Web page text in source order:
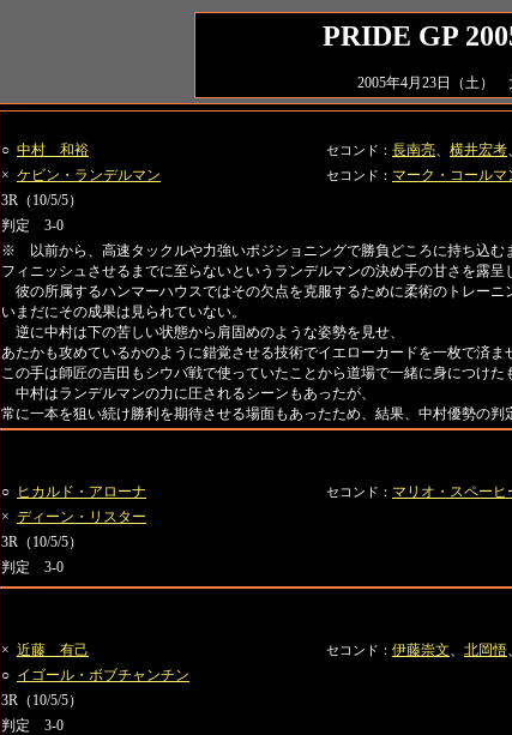
PRIDE GP
2005年4月23日（土）
○ 中村 和裕 セコンド： 長南亮、 横井宏考
× ケビン・ランデルマン セコンド： マーク・コールマ
3R（10/5/5）
判定 3-0
※ 以前から、高速タックルや力強いポジショニングで勝負どころに持ち込む
フィニッシュさせるまでに至らないというランデルマンの決め手の甘さを露呈
彼の所属するハンマーハウスではその欠点を克服するために柔術のトレーニ
いまだにその成果は見られていない。
逆に中村は下の苦しい状態から肩固めのような姿勢を見せ、
あたかも攻めているかのように錯覚させる技術でイエローカードを一枚で済ま
この手は師匠の吉田もシウバ戦で使っていたことから道場で一緒に身につけた
中村はランデルマンの力に圧されるシーンもあったが、
常に一本を狙い続け勝利を期待させる場面もあったため、結果、中村優勢の判
○ ヒカルド・アローナ セコンド： マリオ・スペーヒ
× ディーン・リスター
3R（10/5/5）
判定 3-0
× 近藤 有己 セコンド： 伊藤崇文、 北岡悟
○ イゴール・ボブチャンチン
3R（10/5/5）
判定 3-0